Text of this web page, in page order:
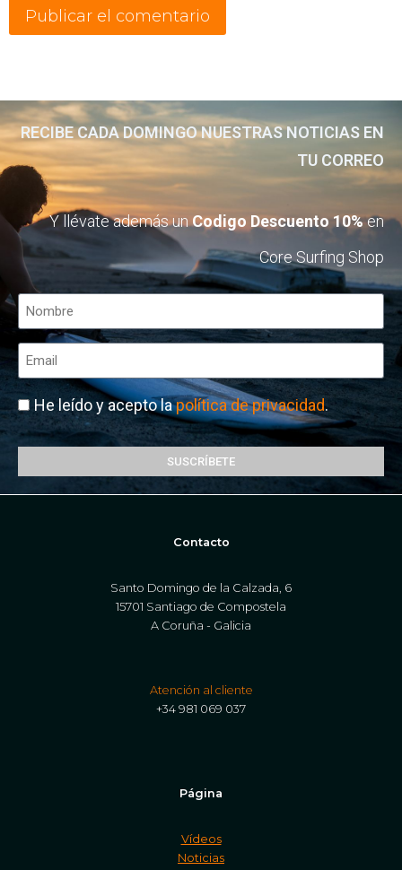
RECIBE CADA DOMINGO NUESTRAS NOTICIAS EN
TU CORREO
Y llévate además unCodigo Descuento 10%en
Core Surfing Shop
He leído y acepto lapolítica de privacidad.
SUSCRÍBETE
Contacto
Santo Domingo de la Calzada, 6
15701 Santiago de Compostela
A Coruña - Galicia
Atención al cliente
+34 981 069 037
Página
Vídeos
Noticias